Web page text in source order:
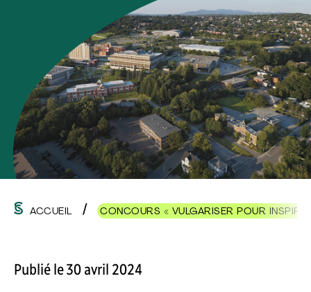
ACCUEIL CONCOURS « VULGARISER POUR
Publié le 30 avril 2024